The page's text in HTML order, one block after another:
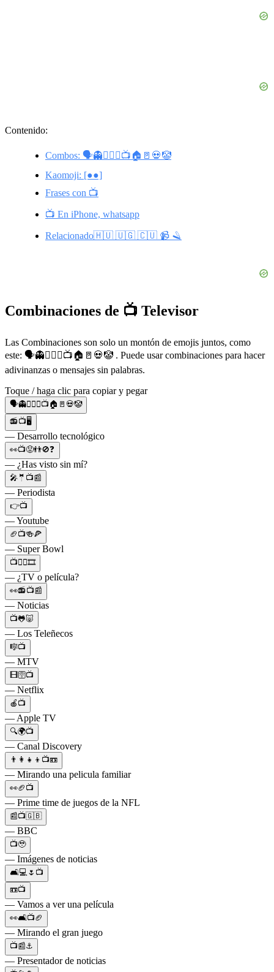
Contenido:
Combos: 🗣👻👱🏻‍♀️📺🏠🚪💀🤡
Kaomoji: [●●]
Frases con 📺
📺 En iPhone, whatsapp
Relacionado🇭🇺 🇺🇬 🇨🇺 📹 🪒
Combinaciones de 📺 Televisor
Las Combinaciones son solo un montón de emojis juntos, como
este: 🗣👻👱🏻‍♀️📺🏠🚪💀🤡 . Puede usar combinaciones para hacer
adivinanzas o mensajes sin palabras.
Toque / haga clic para copiar y pegar
🗣👻👱🏻‍♀️📺🏠🚪💀🤡
📻📺🖥️
— Desarrollo tecnológico
👀📺😡👬🚫❓
— ¿Has visto sin mí?
🎤🤵📺📰
— Periodista
👉📺
— Youtube
🏈📺🍻🍕
— Super Bowl
📺🤷‍♀️🎞️
— ¿TV o película?
👀📻📺📰
— Noticias
📺🐸🐷
— Los Teleñecos
🎼📺
— MTV
🎞🛜📺
— Netflix
🍎📺
— Apple TV
🔍🌍📺
— Canal Discovery
👨‍👩‍👧‍👦📺📼
— Mirando una pelicula familiar
👀🏈📺
— Prime time de juegos de la NFL
📰📺🇬🇧
— BBC
📺🥹
— Imágenes de noticias
🛋💻🌷📺
📼📺
— Vamos a ver una película
👀🛋📺🏈
— Mirando el gran juego
📺📰⚓️
— Presentador de noticias